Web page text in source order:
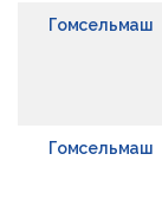
Гомсельмаш
Гомсельмаш